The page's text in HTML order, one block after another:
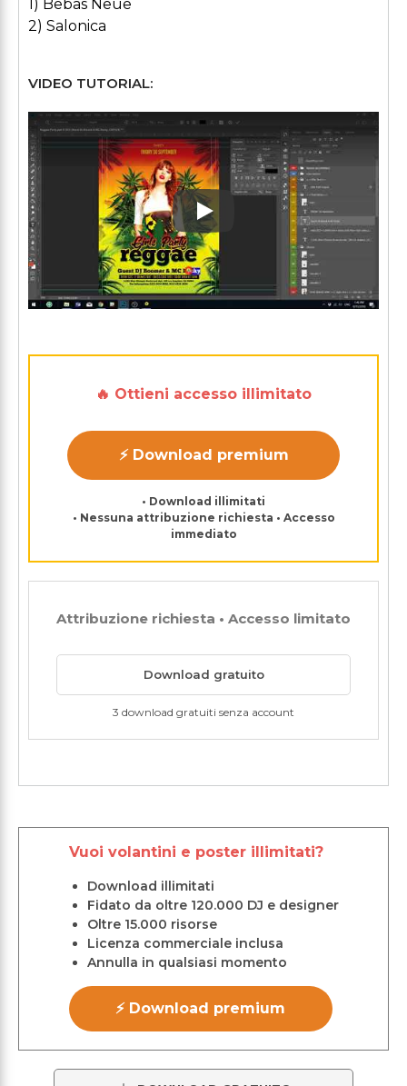
1) Bebas Neue
2) Salonica
VIDEO TUTORIAL:
Play: Keynote (Google I/O
🔥 Ottieni accesso illimitato
⚡ Download premium
• Download illimitati
• Nessuna attribuzione richiesta • Accesso
immediato
Attribuzione richiesta • Accesso limitato
Download gratuito
3 download gratuiti senza account
Vuoi volantini e poster illimitati?
Download illimitati
Fidato da oltre 120.000 DJ e designer
Oltre 15.000 risorse
Licenza commerciale inclusa
Annulla in qualsiasi momento
⚡ Download premium